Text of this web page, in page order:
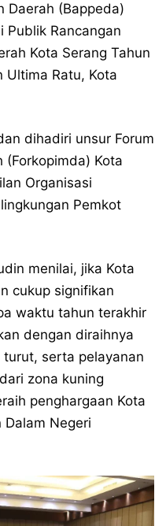
Daerah (Bappeda)
Publik Rancangan
Kota Serang Tahun
Ratu, Kota
dihadiri unsur Forum
(Forkopimda) Kota
Organisasi
Pemkot
menilai, jika Kota
cukup signifikan
waktu tahun terakhir
dengan diraihnya
serta pelayanan
zona kuning
penghargaan Kota
Dalam Negeri